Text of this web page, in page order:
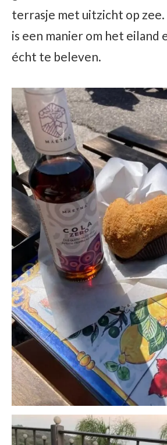
terrasje met uitzicht op zee.
is een manier om het eiland
écht te beleven.